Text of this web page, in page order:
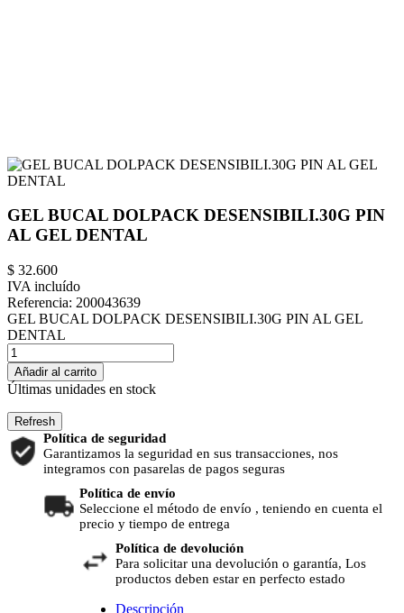
GEL BUCAL DOLPACK DESENSIBILI.30G PIN
AL GEL DENTAL
$ 32.600
IVA incluído
Referencia: 200043639
GEL BUCAL DOLPACK DESENSIBILI.30G PIN AL GEL
DENTAL
Añadir al carrito
Últimas unidades en stock
Política de seguridad
Garantizamos la seguridad en sus transacciones, nos
integramos con pasarelas de pagos seguras
Política de envío
Seleccione el método de envío , teniendo en cuenta el
precio y tiempo de entrega
Política de devolución
Para solicitar una devolución o garantía, Los
productos deben estar en perfecto estado
Descripción